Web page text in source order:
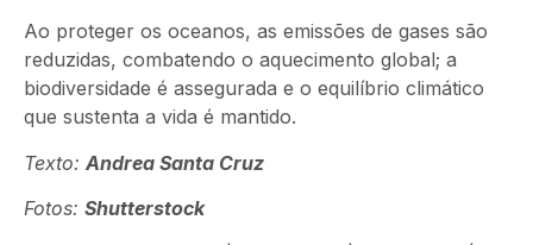
Ao proteger os oceanos, as emissões de gases são
reduzidas, combatendo o aquecimento global; a
biodiversidade é assegurada e o equilíbrio climático
que sustenta a vida é mantido.
Texto: Andrea Santa Cruz
Fotos: Shutterstock